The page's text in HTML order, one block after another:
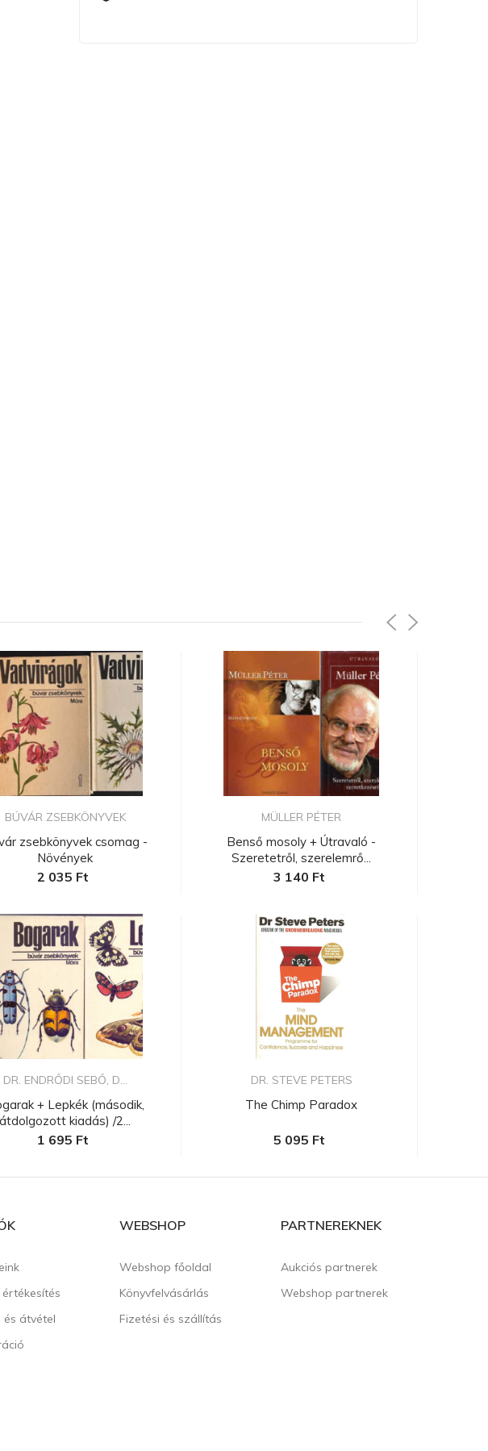
BÚVÁR ZSEBKÖNYVEK
zsebkönyvek csomag -
Növények
2 035 Ft
DR. ENDRŐDI SEBŐ, D...
+ Lepkék (második,
átdolgozott kiadás) /2...
1 695 Ft
MÜLLER PÉTER
Benső mosoly + Útravaló -
Szeretetről, szerelemrő...
3 140 Ft
DR. STEVE PETERS
The Chimp Paradox
5 095 Ft
és átvétel
WEBSHOP
Webshop főoldal
Könyvfelvásárlás
Fizetési és szállítás
PARTNEREKNEK
Aukciós partnerek
Webshop partnerek